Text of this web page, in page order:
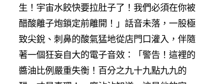
生！宇宙水餃快要拉肚子了！我們必須在你被
醋酸離子炮鎖定前離開！」話音未落，一股極
致尖銳、刺鼻的酸氣猛地從店門口灌入，伴隨
著一個狂妄自大的電子音效：「警告！這裡的
醬油比例嚴重失衡！百分之九十九點九九的